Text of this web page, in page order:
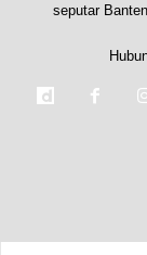
seputar